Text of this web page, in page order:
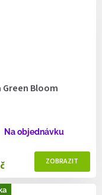
Green Bloom
Na objednávku